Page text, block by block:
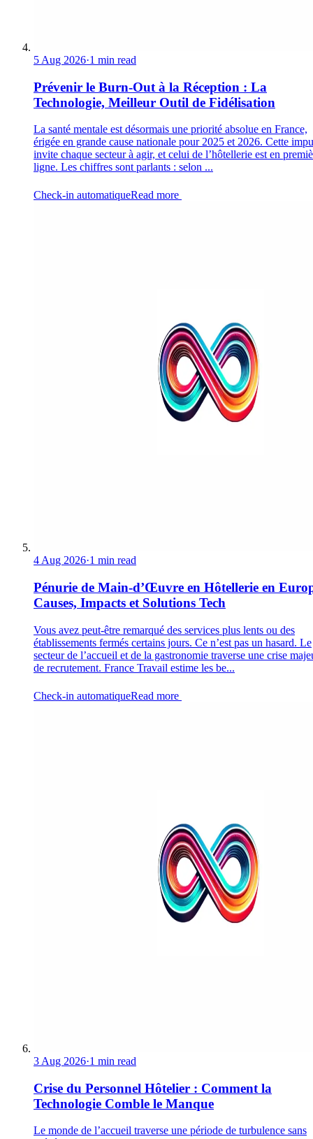
5 Aug 2026·1 min read
Prévenir le Burn-Out à la Réception : La
Technologie, Meilleur Outil de Fidélisation
La santé mentale est désormais une priorité absolue en France,
érigée en grande cause nationale pour 2025 et 2026. Cette
invite chaque secteur à agir, et celui de l’hôtellerie est en
ligne. Les chiffres sont parlants : selon ...
Check-in automatiqueRead more
4 Aug 2026·1 min read
Pénurie de Main-d’Œuvre en Hôtellerie en
Causes, Impacts et Solutions Tech
Vous avez peut-être remarqué des services plus lents ou des
établissements fermés certains jours. Ce n’est pas un hasard. Le
secteur de l’accueil et de la gastronomie traverse une crise
de recrutement. France Travail estime les be...
Check-in automatiqueRead more
3 Aug 2026·1 min read
Crise du Personnel Hôtelier : Comment la
Technologie Comble le Manque
Le monde de l’accueil traverse une période de turbulence sans